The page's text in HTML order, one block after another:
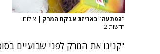
"הפתעה" באריזת אבקת המרק | צילום:
חדשות 2